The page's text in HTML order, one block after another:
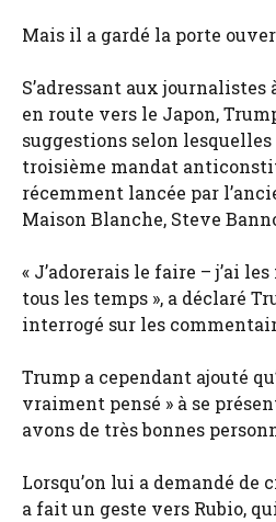
Mais il a gardé la porte
S’adressant aux journalistes
en route vers le Japon,
suggestions selon
troisième mandat
récemment lancée par
Maison Blanche, Steve
« J’adorerais le faire – j’ai
tous les temps », a déclaré
interrogé sur les
Trump a cependant ajouté
vraiment pensé » à se
avons de très bonnes
Lorsqu’on lui a demandé de
a fait un geste vers Rubio,